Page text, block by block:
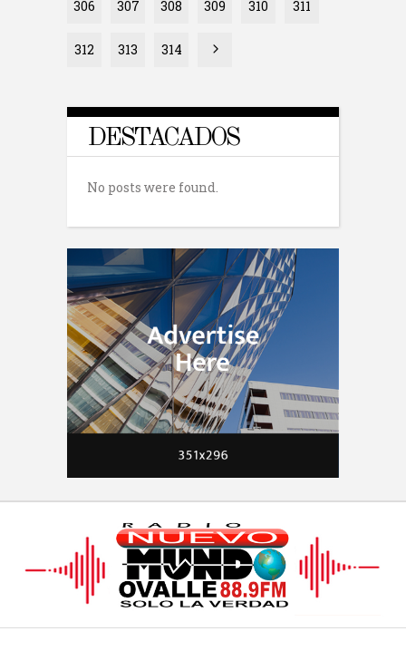
306 307 308 309 310 311
312 313 314
DESTACADOS
No posts were found.